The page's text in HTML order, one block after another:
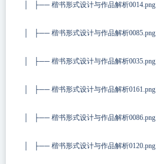
│ ├── 楷书形式设计与作品解析0014.png
│ ├── 楷书形式设计与作品解析0085.png
│ ├── 楷书形式设计与作品解析0035.png
│ ├── 楷书形式设计与作品解析0161.png
│ ├── 楷书形式设计与作品解析0086.png
│ ├── 楷书形式设计与作品解析0120.png